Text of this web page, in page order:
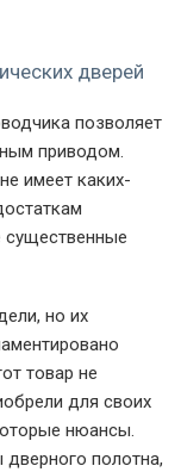
дверей
позволяет
приводом.
имеет каких-
существенные
но их
товар не
для своих
нюансы.
полотна,